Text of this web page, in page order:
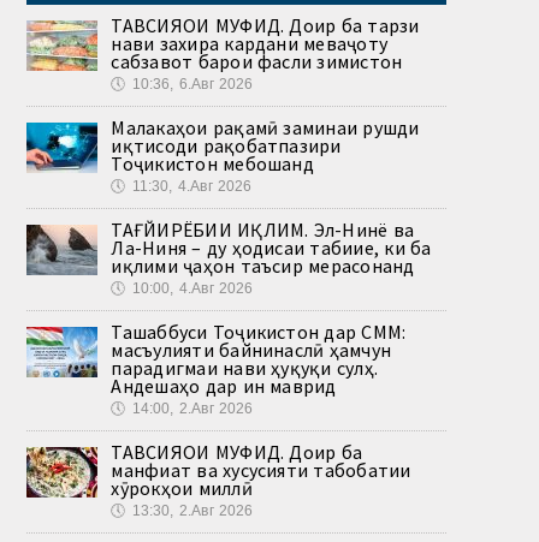
ТАВСИЯҲОИ МУФИД. Доир ба тарзи
нави захира кардани меваҷоту
сабзавот барои фасли зимистон
🕔 10:36, 6.Авг 2026
Малакаҳои рақамӣ заминаи рушди
иқтисоди рақобатпазири
Тоҷикистон мебошанд
🕔 11:30, 4.Авг 2026
ТАҒЙИРЁБИИ ИҚЛИМ. Эл-Нинё ва
Ла-Ниня – ду ҳодисаи табиие, ки ба
иқлими ҷаҳон таъсир мерасонанд
🕔 10:00, 4.Авг 2026
Ташаббуси Тоҷикистон дар СММ:
масъулияти байнинаслӣ ҳамчун
парадигмаи нави ҳуқуқи сулҳ.
Андешаҳо дар ин маврид
🕔 14:00, 2.Авг 2026
ТАВСИЯҲОИ МУФИД. Доир ба
манфиат ва хусусияти табобатии
хӯрокҳои миллӣ
🕔 13:30, 2.Авг 2026